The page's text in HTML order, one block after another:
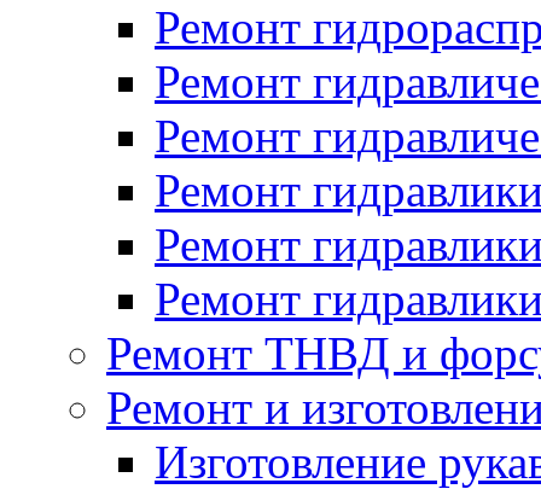
Ремонт
Ремонт
Ремонт
Ремонт
Ремонт
Ремонт
Ремонт ТНВД и
Ремонт и
Изготовление